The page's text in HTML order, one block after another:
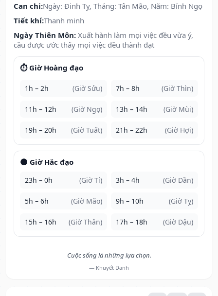
Can chi:Ngày: Đinh Tỵ, Tháng: Tân Mão, Năm: Bính Ngọ
Tiết khí:Thanh minh
Ngày Thiên Môn: Xuất hành làm mọi việc đều vừa ý,
cầu được ước thấy mọi việc đều thành đạt
⏱️ Giờ Hoàng đạo
1h – 2h (Giờ Sửu) 7h – 8h (Giờ Thìn)
11h – 12h (Giờ Ngọ) 13h – 14h (Giờ Mùi)
19h – 20h (Giờ Tuất) 21h – 22h (Giờ Hợi)
🌑 Giờ Hắc đạo
23h – 0h (Giờ Tí) 3h – 4h (Giờ Dần)
5h – 6h (Giờ Mão) 9h – 10h (Giờ Tỵ)
15h – 16h (Giờ Thân) 17h – 18h (Giờ Dậu)
Cuộc sống là những lựa chọn.
— Khuyết Danh